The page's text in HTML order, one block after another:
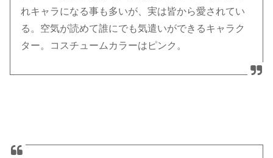
れキャラになる事も多いが、実は皆から愛されてい
る。空気が読めて誰にでも気遣いができるキャラク
ター。コスチュームカラーはピンク。